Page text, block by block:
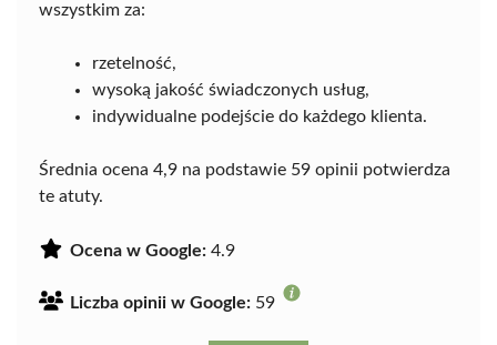
wszystkim za:
rzetelność,
wysoką jakość świadczonych usług,
indywidualne podejście do każdego klienta.
Średnia ocena 4,9 na podstawie 59 opinii potwierdza
te atuty.
Ocena w Google: 4.9
Liczba opinii w Google: 59